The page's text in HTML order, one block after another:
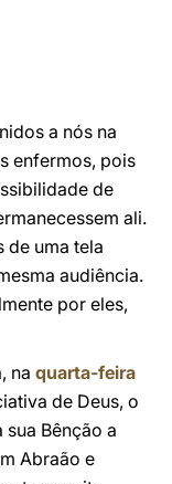
a nós na
enfermos, pois
de
ali.
de uma tela
audiência.
por eles,
na quarta-feira
de Deus, o
Bênção a
Abraão e